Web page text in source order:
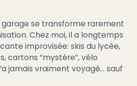
garage se transforme rarement
Chez moi, il a longtemps
improvisée: skis du lycée,
cartons “mystère”, vélo
jamais vraiment voyagé… sauf